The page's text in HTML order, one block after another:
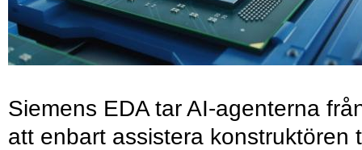
Siemens EDA tar AI-agenterna
att enbart assistera konstruktören